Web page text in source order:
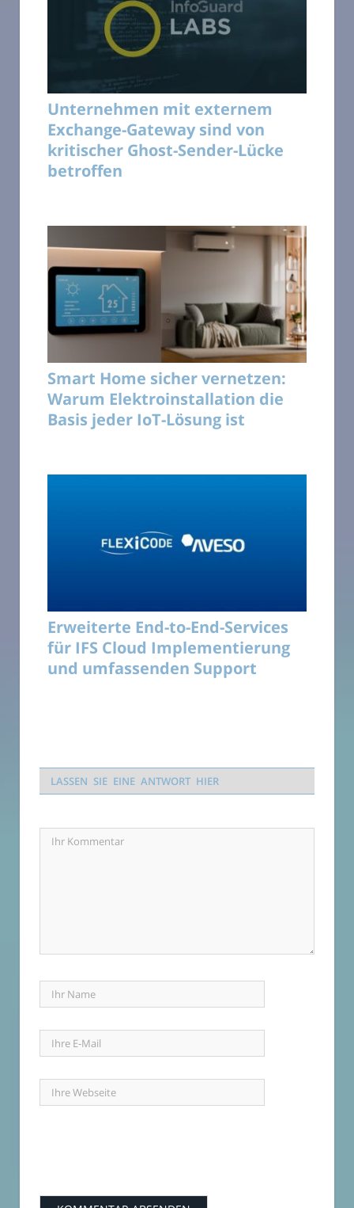
Unternehmen mit externem
Exchange-Gateway sind von
kritischer Ghost-Sender-Lücke
betroffen
Smart Home sicher vernetzen:
Warum Elektroinstallation die
Basis jeder IoT-Lösung ist
Erweiterte End-to-End-Services
für IFS Cloud Implementierung
und umfassenden Support
LASSEN SIE EINE ANTWORT HIER